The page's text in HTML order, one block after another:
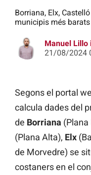
Borriana, Elx,
municipis més
Manuel Lillo
21/08/2024
Segons el portal
calcula dades del
de Borriana (Plana
(Plana Alta), Elx
de Morvedre) se
costaners en el